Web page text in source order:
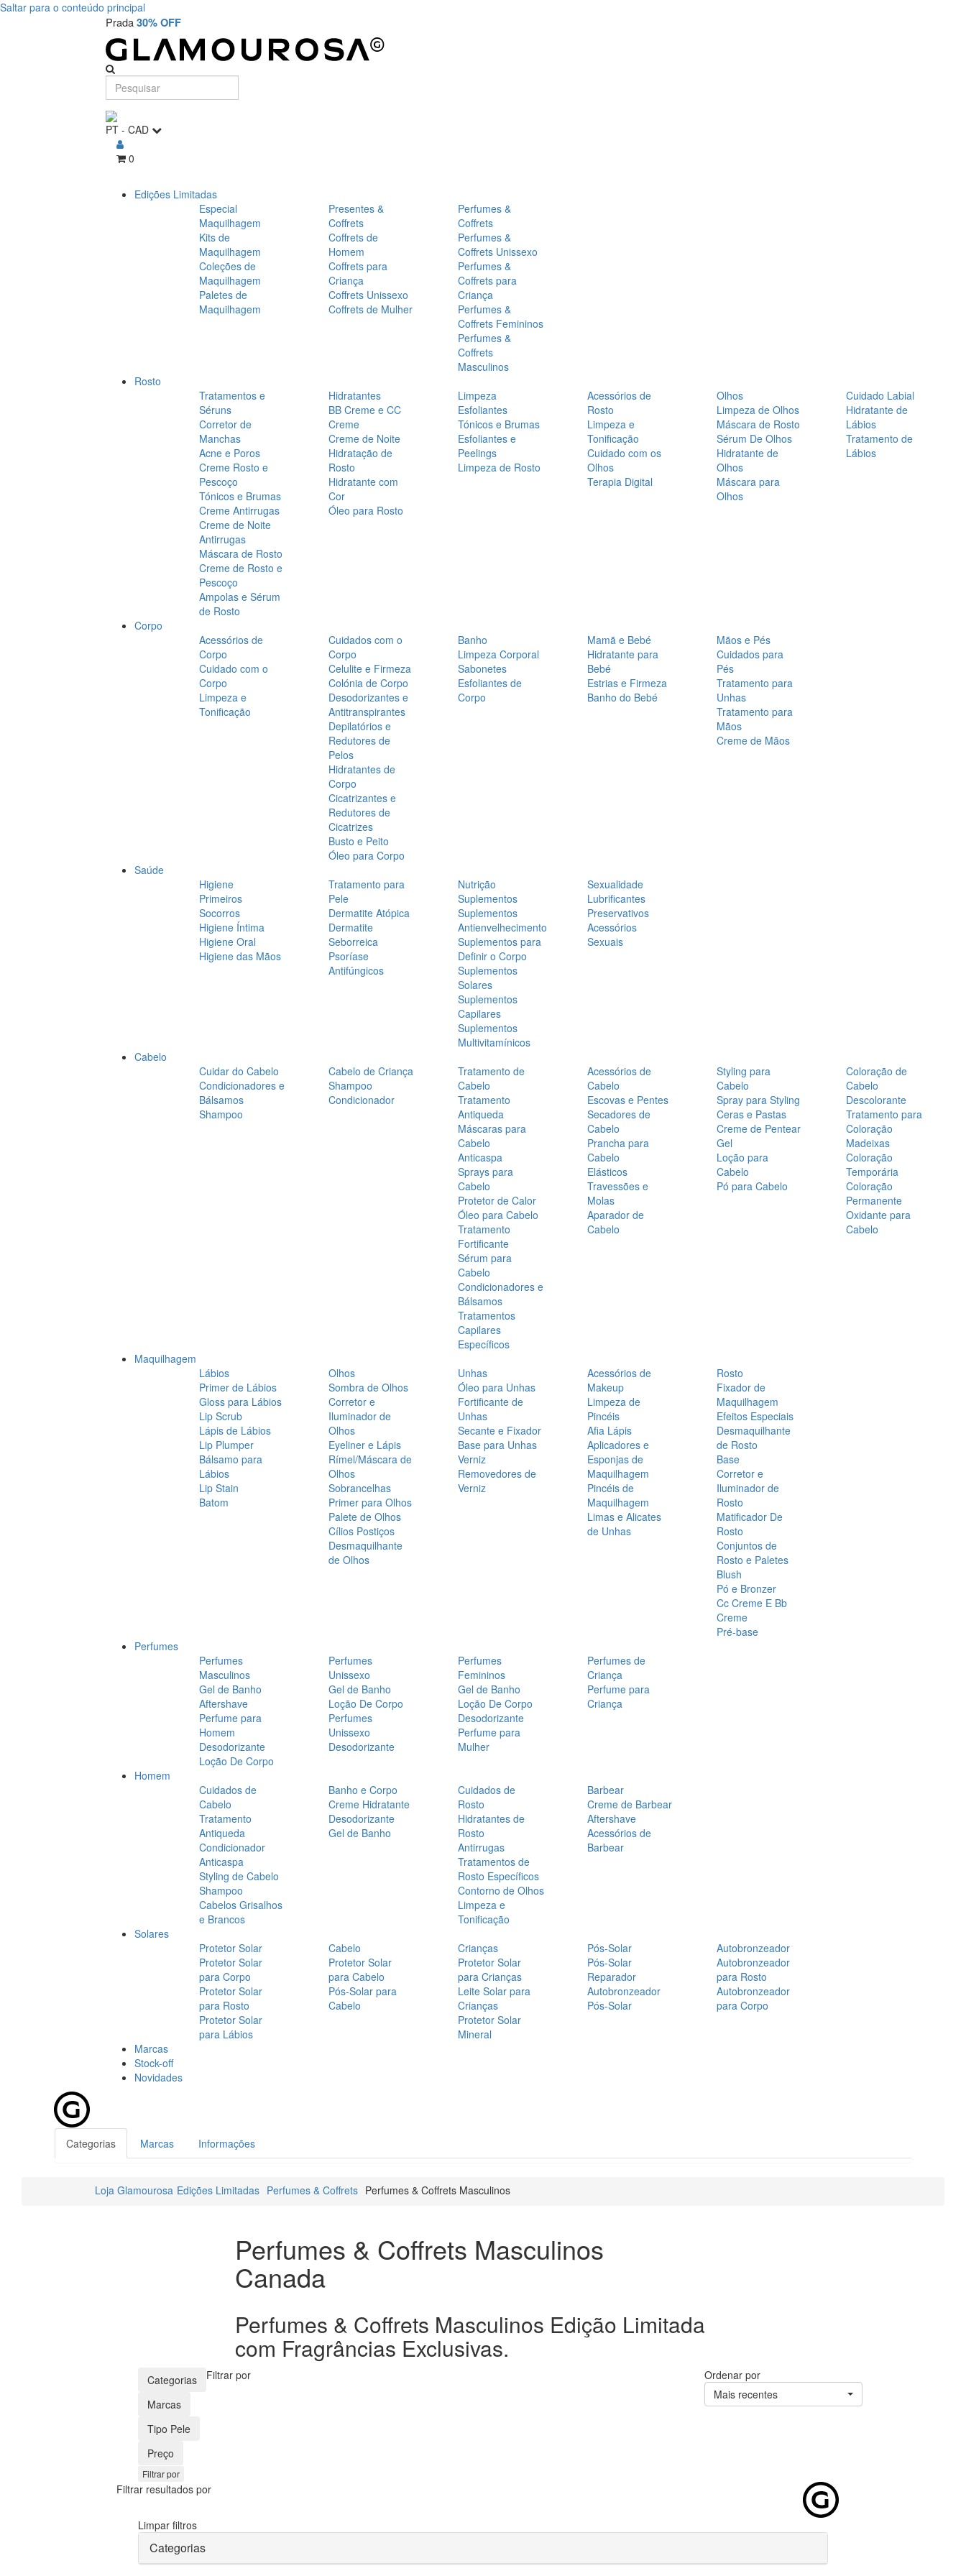
Saltar para o conteúdo principal
Prada30% OFF
PT - CAD
0
Edições Limitadas
Especial
Maquilhagem
Kits de
Maquilhagem
Coleções de
Maquilhagem
Paletes de
Maquilhagem
Presentes &
Coffrets
Coffrets de
Homem
Coffrets para
Criança
Coffrets Unissexo
Coffrets de Mulher
Perfumes &
Coffrets
Perfumes &
Coffrets Unissexo
Perfumes &
Coffrets para
Criança
Perfumes &
Coffrets Femininos
Perfumes &
Coffrets
Masculinos
Rosto
Tratamentos e
Séruns
Corretor de
Manchas
Acne e Poros
Creme Rosto e
Pescoço
Tónicos e Brumas
Creme Antirrugas
Creme de Noite
Antirrugas
Máscara de Rosto
Creme de Rosto e
Pescoço
Ampolas e Sérum
de Rosto
Hidratantes
BB Creme e CC
Creme
Creme de Noite
Hidratação de
Rosto
Hidratante com
Cor
Óleo para Rosto
Limpeza
Esfoliantes
Tónicos e Brumas
Esfoliantes e
Peelings
Limpeza de Rosto
Acessórios de
Rosto
Limpeza e
Tonificação
Cuidado com os
Olhos
Terapia Digital
Olhos
Limpeza de Olhos
Máscara de Rosto
Sérum De Olhos
Hidratante de
Olhos
Máscara para
Olhos
Cuidado Labial
Hidratante de
Lábios
Tratamento de
Lábios
Corpo
Acessórios de
Corpo
Cuidado com o
Corpo
Limpeza e
Tonificação
Cuidados com o
Corpo
Celulite e Firmeza
Colónia de Corpo
Desodorizantes e
Antitranspirantes
Depilatórios e
Redutores de
Pelos
Hidratantes de
Corpo
Cicatrizantes e
Redutores de
Cicatrizes
Busto e Peito
Óleo para Corpo
Banho
Limpeza Corporal
Sabonetes
Esfoliantes de
Corpo
Mamã e Bebé
Hidratante para
Bebé
Estrias e Firmeza
Banho do Bebé
Mãos e Pés
Cuidados para
Pés
Tratamento para
Unhas
Tratamento para
Mãos
Creme de Mãos
Saúde
Higiene
Primeiros
Socorros
Higiene Íntima
Higiene Oral
Higiene das Mãos
Tratamento para
Pele
Dermatite Atópica
Dermatite
Seborreica
Psoríase
Antifúngicos
Nutrição
Suplementos
Suplementos
Antienvelhecimento
Suplementos para
Definir o Corpo
Suplementos
Solares
Suplementos
Capilares
Suplementos
Multivitamínicos
Sexualidade
Lubrificantes
Preservativos
Acessórios
Sexuais
Cabelo
Cuidar do Cabelo
Condicionadores e
Bálsamos
Shampoo
Cabelo de Criança
Shampoo
Condicionador
Tratamento de
Cabelo
Tratamento
Antiqueda
Máscaras para
Cabelo
Anticaspa
Sprays para
Cabelo
Protetor de Calor
Óleo para Cabelo
Tratamento
Fortificante
Sérum para
Cabelo
Condicionadores e
Bálsamos
Tratamentos
Capilares
Específicos
Acessórios de
Cabelo
Escovas e Pentes
Secadores de
Cabelo
Prancha para
Cabelo
Elásticos
Travessões e
Molas
Aparador de
Cabelo
Styling para
Cabelo
Spray para Styling
Ceras e Pastas
Creme de Pentear
Gel
Loção para
Cabelo
Pó para Cabelo
Coloração de
Cabelo
Descolorante
Tratamento para
Coloração
Madeixas
Coloração
Temporária
Coloração
Permanente
Oxidante para
Cabelo
Maquilhagem
Lábios
Primer de Lábios
Gloss para Lábios
Lip Scrub
Lápis de Lábios
Lip Plumper
Bálsamo para
Lábios
Lip Stain
Batom
Olhos
Sombra de Olhos
Corretor e
Iluminador de
Olhos
Eyeliner e Lápis
Rímel/Máscara de
Olhos
Sobrancelhas
Primer para Olhos
Palete de Olhos
Cílios Postiços
Desmaquilhante
de Olhos
Unhas
Óleo para Unhas
Fortificante de
Unhas
Secante e Fixador
Base para Unhas
Verniz
Removedores de
Verniz
Acessórios de
Makeup
Limpeza de
Pincéis
Afia Lápis
Aplicadores e
Esponjas de
Maquilhagem
Pincéis de
Maquilhagem
Limas e Alicates
de Unhas
Rosto
Fixador de
Maquilhagem
Efeitos Especiais
Desmaquilhante
de Rosto
Base
Corretor e
Iluminador de
Rosto
Matificador De
Rosto
Conjuntos de
Rosto e Paletes
Blush
Pó e Bronzer
Cc Creme E Bb
Creme
Pré-base
Perfumes
Perfumes
Masculinos
Gel de Banho
Aftershave
Perfume para
Homem
Desodorizante
Loção De Corpo
Perfumes
Unissexo
Gel de Banho
Loção De Corpo
Perfumes
Unissexo
Desodorizante
Perfumes
Femininos
Gel de Banho
Loção De Corpo
Desodorizante
Perfume para
Mulher
Perfumes de
Criança
Perfume para
Criança
Homem
Cuidados de
Cabelo
Tratamento
Antiqueda
Condicionador
Anticaspa
Styling de Cabelo
Shampoo
Cabelos Grisalhos
e Brancos
Banho e Corpo
Creme Hidratante
Desodorizante
Gel de Banho
Cuidados de
Rosto
Hidratantes de
Rosto
Antirrugas
Tratamentos de
Rosto Específicos
Contorno de Olhos
Limpeza e
Tonificação
Barbear
Creme de Barbear
Aftershave
Acessórios de
Barbear
Solares
Protetor Solar
Protetor Solar
para Corpo
Protetor Solar
para Rosto
Protetor Solar
para Lábios
Cabelo
Protetor Solar
para Cabelo
Pós-Solar para
Cabelo
Crianças
Protetor Solar
para Crianças
Leite Solar para
Crianças
Protetor Solar
Mineral
Pós-Solar
Pós-Solar
Reparador
Autobronzeador
Pós-Solar
Autobronzeador
Autobronzeador
para Rosto
Autobronzeador
para Corpo
Marcas
Stock-off
Novidades
Categorias Marcas Informações
Loja Glamourosa Edições Limitadas Perfumes & Coffrets Perfumes & Coffrets Masculinos
Perfumes & Coffrets Masculinos
Canada
Perfumes & Coffrets Masculinos Edição Limitada
com Fragrâncias Exclusivas.
Filtrar por
Categorias
Marcas
Tipo Pele
Preço
Filtrar por
Ordenar por
Mais recentes
Filtrar resultados por
Limpar filtros
Categorias